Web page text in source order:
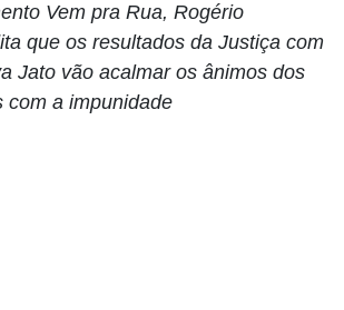
Vem pra Rua, Rogério
que os resultados da Justiça com
Jato vão acalmar os ânimos dos
com a impunidade